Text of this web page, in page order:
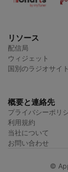
リソース
配信局
ウィジェット
国別のラジオサイト
概要と連絡先
プライバシーポリ
利用規約
当社について
お問い合わせ
©